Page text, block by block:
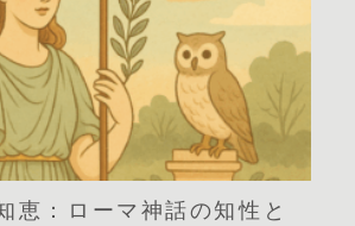
恵：ローマ神話の知性と